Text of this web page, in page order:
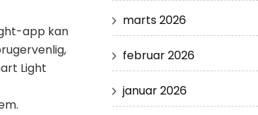
app kan
Light
marts 2026
februar 2026
januar 2026